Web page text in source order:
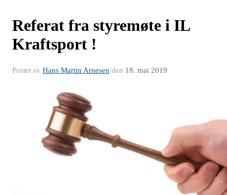
Referat fra styremøte i IL
Kraftsport !
Postet av Hans Martin Arnesen den 18. mai 2019